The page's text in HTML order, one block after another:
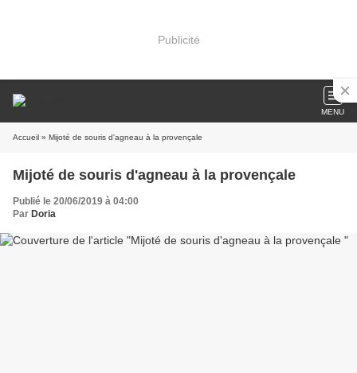
Publicité
MENU
Accueil » Mijoté de souris d'agneau à la provençale
Mijoté de souris d'agneau à la provençale
Publié le 20/06/2019 à 04:00
Par Doria